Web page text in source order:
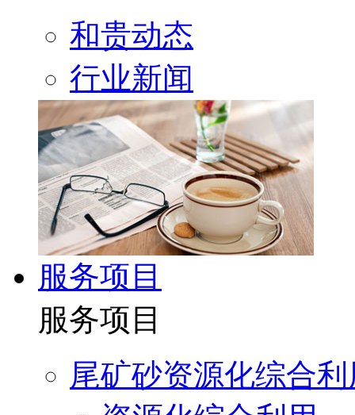
和贵动态
行业新闻
服务项目
服务项目
尾矿砂资源化综合利